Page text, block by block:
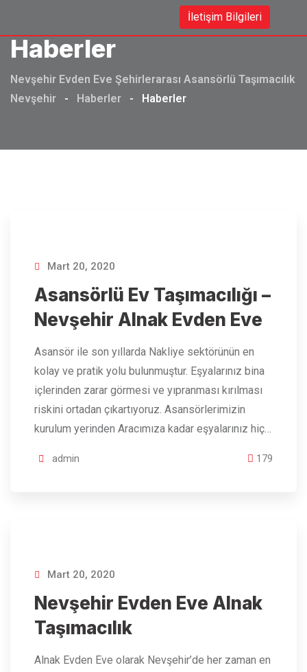
content
İletişim Bilgileri
Haberler
Nevşehir Evden Eve Şehirlerarası Asansörlü Taşımacılık
Nevşehir
- Haberler - Haberler
Mart 20, 2020
Asansörlü Ev Taşımacılığı –
Nevşehir Alnak Evden Eve
Asansör ile son yıllarda Nakliye sektörünün en
kolay ve pratik yolu bulunmuştur. Eşyalarınız bina
içlerinden zarar görmesi ve yıpranması kırılması
riskini ortadan çıkartıyoruz. Asansörlerimizin
kurulum yerinden Aracımıza kadar eşyalarınız hiç…
admin 179
Mart 20, 2020
Nevşehir Evden Eve Alnak
Taşımacılık
Alnak Evden Eve olarak Nevşehir’de her zaman en